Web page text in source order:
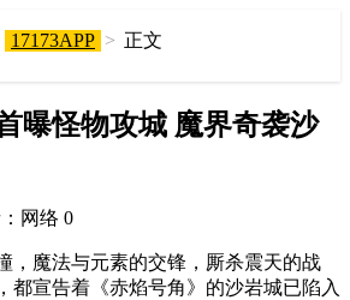
17173APP > 正文
曝怪物攻城 魔界奇袭沙
网络 0
魔法与元素的交锋，厮杀震天的战
都宣告着《赤焰号角》的沙岩城已陷入